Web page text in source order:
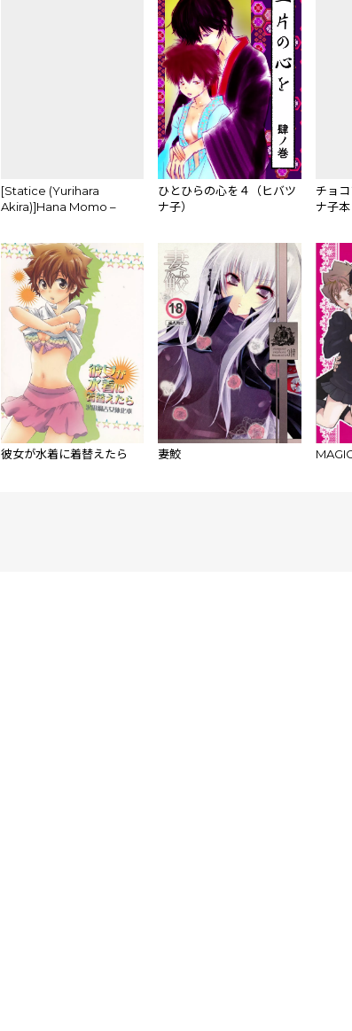
[Statice (Yurihara
Akira)]Hana Momo –
REBORN!)sample
ひとひらの心を４（ヒバツ
ナ子）
チョ
ナ子
彼女が水着に着替えたら 妻鮫